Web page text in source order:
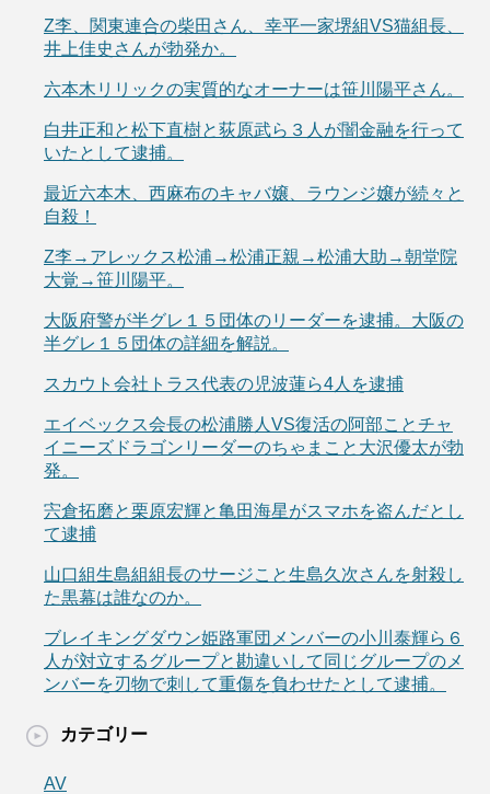
Z李、関東連合の柴田さん、幸平一家堺組VS猫組長、
井上佳史さんが勃発か。
六本木リリックの実質的なオーナーは笹川陽平さん。
白井正和と松下直樹と荻原武ら３人が闇金融を行って
いたとして逮捕。
最近六本木、西麻布のキャバ嬢、ラウンジ嬢が続々と
自殺！
Z李→アレックス松浦→松浦正親→松浦大助→朝堂院
大覚→笹川陽平。
大阪府警が半グレ１５団体のリーダーを逮捕。大阪の
半グレ１５団体の詳細を解説。
スカウト会社トラス代表の児波蓮ら4人を逮捕
エイベックス会長の松浦勝人VS復活の阿部ことチャ
イニーズドラゴンリーダーのちゃまこと大沢優太が勃
発。
宍倉拓磨と栗原宏輝と亀田海星がスマホを盗んだとし
て逮捕
山口組生島組組長のサージこと生島久次さんを射殺し
た黒幕は誰なのか。
ブレイキングダウン姫路軍団メンバーの小川泰輝ら６
人が対立するグループと勘違いして同じグループのメ
ンバーを刃物で刺して重傷を負わせたとして逮捕。
カテゴリー
AV